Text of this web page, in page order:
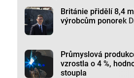
Británie přidělí 8,4
výrobcům ponorek
Průmyslová
vzrostla o 4 %,
stoupla